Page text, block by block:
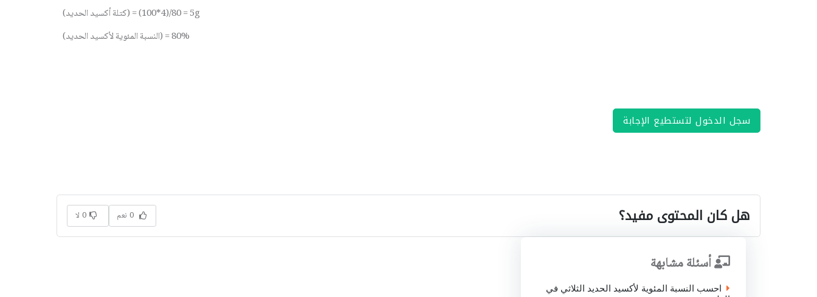
(كتلة أكسيد الحديد) = (4*100)/5 = 80g
(النسبة المئوية لأكسيد الحديد) = 80%
سجل الدخول لتستطيع الإجابة
هل كان المحتوى مفيد؟ 0 نعم 0 لا
أسئلة مشابهة
احسب النسبة المئوية لأكسيد الحديد الثلاثي في